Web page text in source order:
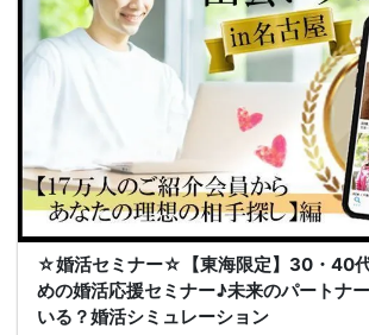
☆婚活セミナー☆【東海限定】30・40
めの婚活応援セミナー♪未来のパートナ
いる？婚活シミュレーション